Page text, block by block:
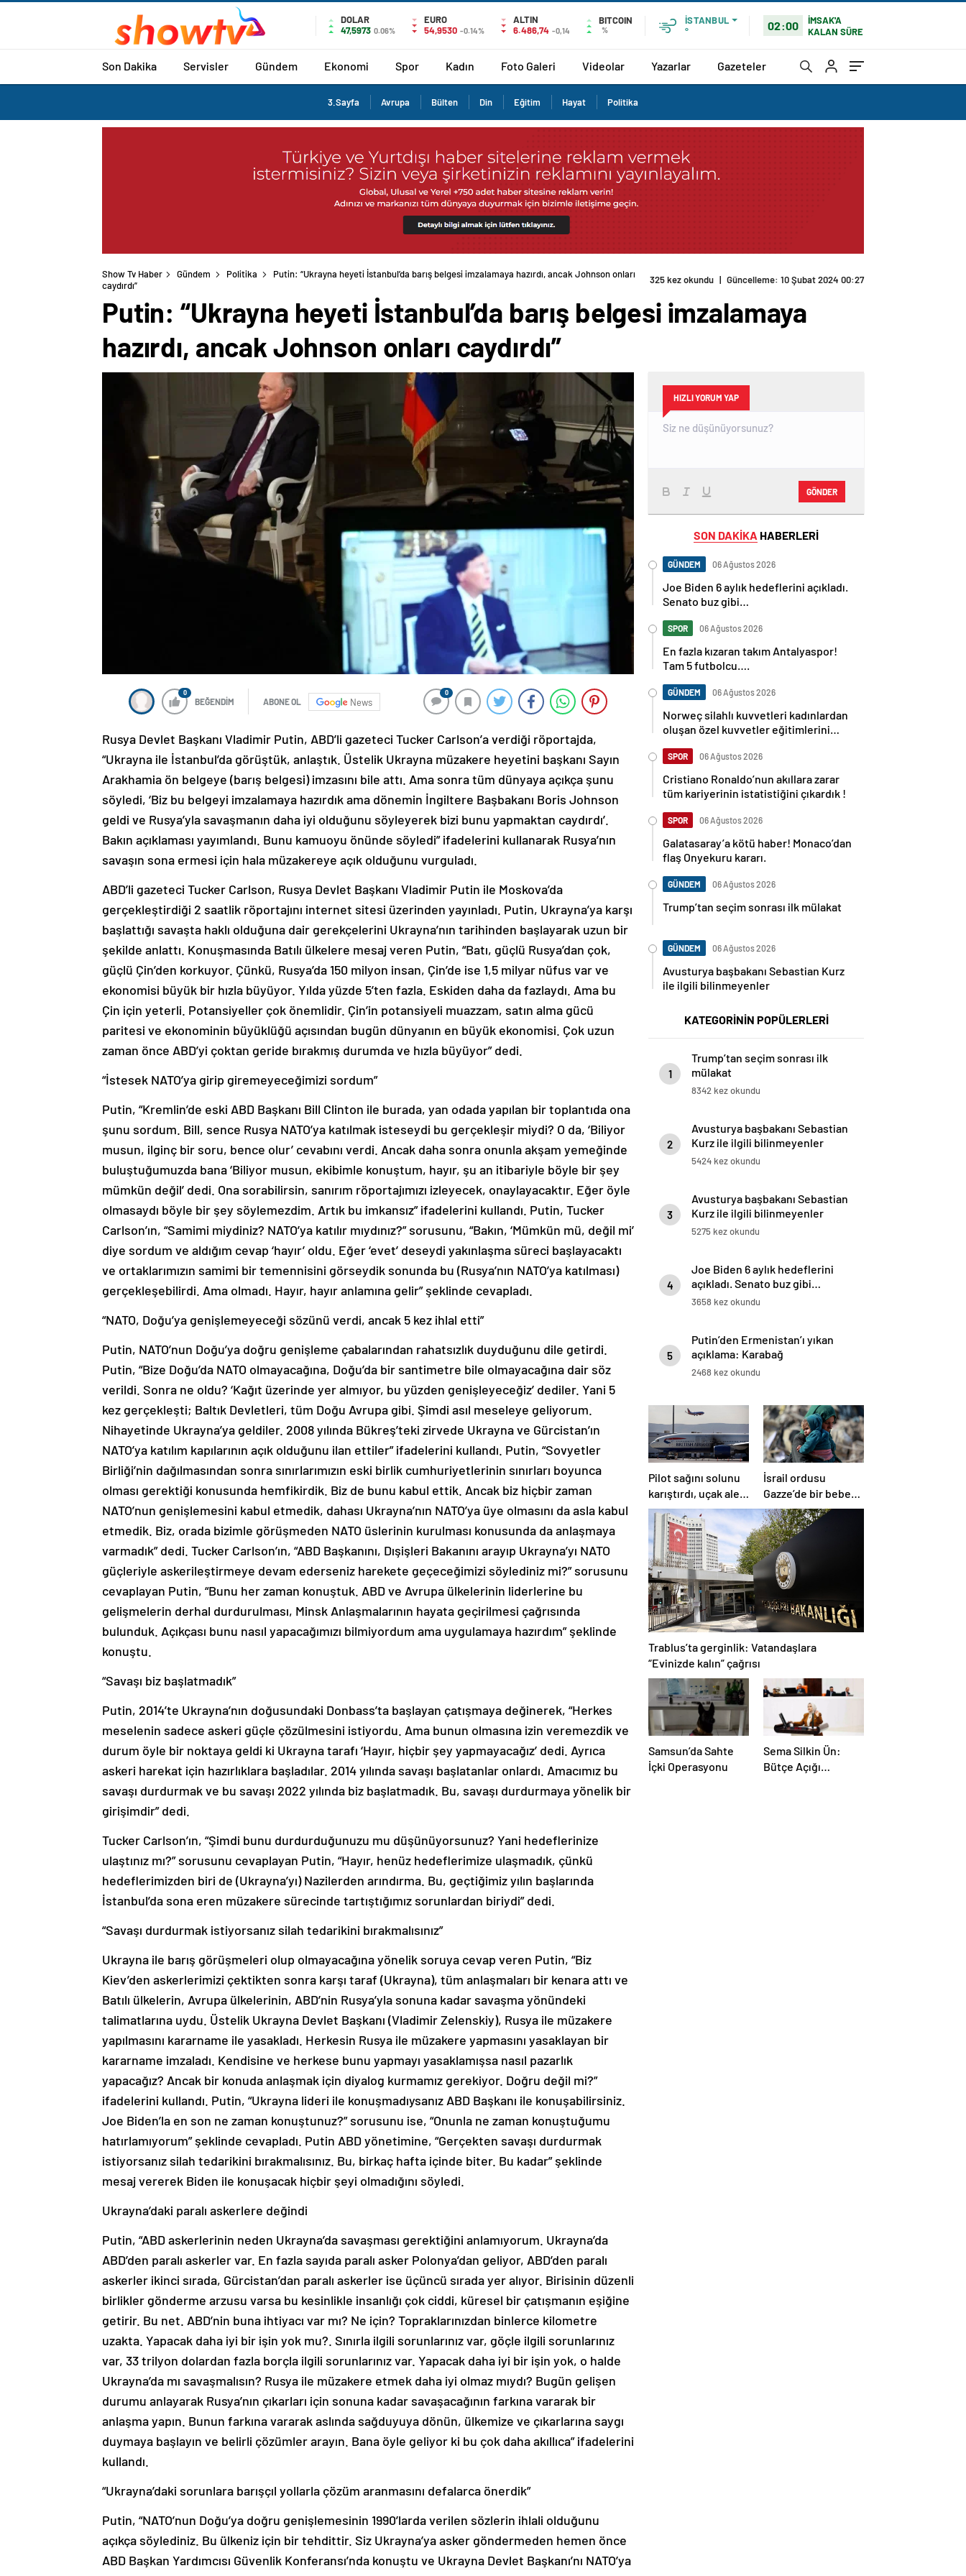
DOLAR
47,5973 0.06%
EURO
54,9530 -0.14%
ALTIN
6.486,74 -0,14
BITCOIN
%
İSTANBUL
°
02:00
İMSAK'A
KALAN SÜRE
Son Dakika Servisler Gündem Ekonomi Spor Kadın Foto Galeri Videolar Yazarlar Gazeteler
3.Sayfa Avrupa Bülten Din Eğitim Hayat Politika
Show Tv Haber Gündem Politika
Putin: “Ukrayna heyeti İstanbul’da barış belgesi imzalamaya hazırdı, ancak Johnson onları
caydırdı”
325 kez okundu | Güncelleme: 10 Şubat 2024 00:27
Putin: “Ukrayna heyeti İstanbul’da barış belgesi imzalamaya
hazırdı, ancak Johnson onları caydırdı”
0
BEĞENDİM ABONE OL News
0
Rusya Devlet Başkanı Vladimir Putin, ABD’li gazeteci Tucker Carlson’a verdiği röportajda,
“Ukrayna ile İstanbul’da görüştük, anlaştık. Üstelik Ukrayna müzakere heyetini başkanı Sayın
Arakhamia ön belgeye (barış belgesi) imzasını bile attı. Ama sonra tüm dünyaya açıkça şunu
söyledi, ‘Biz bu belgeyi imzalamaya hazırdık ama dönemin İngiltere Başbakanı Boris Johnson
geldi ve Rusya’yla savaşmanın daha iyi olduğunu söyleyerek bizi bunu yapmaktan caydırdı’.
Bakın açıklaması yayımlandı. Bunu kamuoyu önünde söyledi” ifadelerini kullanarak Rusya’nın
savaşın sona ermesi için hala müzakereye açık olduğunu vurguladı.
ABD’li gazeteci Tucker Carlson, Rusya Devlet Başkanı Vladimir Putin ile Moskova’da
gerçekleştirdiği 2 saatlik röportajını internet sitesi üzerinden yayınladı. Putin, Ukrayna’ya karşı
başlattığı savaşta haklı olduğuna dair gerekçelerini Ukrayna’nın tarihinden başlayarak uzun bir
şekilde anlattı. Konuşmasında Batılı ülkelere mesaj veren Putin, “Batı, güçlü Rusya’dan çok,
güçlü Çin’den korkuyor. Çünkü, Rusya’da 150 milyon insan, Çin’de ise 1,5 milyar nüfus var ve
ekonomisi büyük bir hızla büyüyor. Yılda yüzde 5’ten fazla. Eskiden daha da fazlaydı. Ama bu
Çin için yeterli. Potansiyeller çok önemlidir. Çin’in potansiyeli muazzam, satın alma gücü
paritesi ve ekonominin büyüklüğü açısından bugün dünyanın en büyük ekonomisi. Çok uzun
zaman önce ABD’yi çoktan geride bırakmış durumda ve hızla büyüyor” dedi.
“İstesek NATO’ya girip giremeyeceğimizi sordum”
Putin, “Kremlin’de eski ABD Başkanı Bill Clinton ile burada, yan odada yapılan bir toplantıda ona
şunu sordum. Bill, sence Rusya NATO’ya katılmak isteseydi bu gerçekleşir miydi? O da, ‘Biliyor
musun, ilginç bir soru, bence olur’ cevabını verdi. Ancak daha sonra onunla akşam yemeğinde
buluştuğumuzda bana ‘Biliyor musun, ekibimle konuştum, hayır, şu an itibariyle böyle bir şey
mümkün değil’ dedi. Ona sorabilirsin, sanırım röportajımızı izleyecek, onaylayacaktır. Eğer öyle
olmasaydı böyle bir şey söylemezdim. Artık bu imkansız” ifadelerini kullandı. Putin, Tucker
Carlson’ın, “Samimi miydiniz? NATO’ya katılır mıydınız?” sorusunu, “Bakın, ‘Mümkün mü, değil mi’
diye sordum ve aldığım cevap ‘hayır’ oldu. Eğer ‘evet’ deseydi yakınlaşma süreci başlayacaktı
ve ortaklarımızın samimi bir temennisini görseydik sonunda bu (Rusya’nın NATO’ya katılması)
gerçekleşebilirdi. Ama olmadı. Hayır, hayır anlamına gelir” şeklinde cevapladı.
“NATO, Doğu’ya genişlemeyeceği sözünü verdi, ancak 5 kez ihlal etti”
Putin, NATO’nun Doğu’ya doğru genişleme çabalarından rahatsızlık duyduğunu dile getirdi.
Putin, “Bize Doğu’da NATO olmayacağına, Doğu’da bir santimetre bile olmayacağına dair söz
verildi. Sonra ne oldu? ‘Kağıt üzerinde yer almıyor, bu yüzden genişleyeceğiz’ dediler. Yani 5
kez gerçekleşti; Baltık Devletleri, tüm Doğu Avrupa gibi. Şimdi asıl meseleye geliyorum.
Nihayetinde Ukrayna’ya geldiler. 2008 yılında Bükreş’teki zirvede Ukrayna ve Gürcistan’ın
NATO’ya katılım kapılarının açık olduğunu ilan ettiler” ifadelerini kullandı. Putin, “Sovyetler
Birliği’nin dağılmasından sonra sınırlarımızın eski birlik cumhuriyetlerinin sınırları boyunca
olması gerektiği konusunda hemfikirdik. Biz de bunu kabul ettik. Ancak biz hiçbir zaman
NATO’nun genişlemesini kabul etmedik, dahası Ukrayna’nın NATO’ya üye olmasını da asla kabul
etmedik. Biz, orada bizimle görüşmeden NATO üslerinin kurulması konusunda da anlaşmaya
varmadık” dedi. Tucker Carlson’ın, “ABD Başkanını, Dışişleri Bakanını arayıp Ukrayna’yı NATO
güçleriyle askerileştirmeye devam ederseniz harekete geçeceğimizi söylediniz mi?” sorusunu
cevaplayan Putin, “Bunu her zaman konuştuk. ABD ve Avrupa ülkelerinin liderlerine bu
gelişmelerin derhal durdurulması, Minsk Anlaşmalarının hayata geçirilmesi çağrısında
bulunduk. Açıkçası bunu nasıl yapacağımızı bilmiyordum ama uygulamaya hazırdım” şeklinde
konuştu.
“Savaşı biz başlatmadık”
Putin, 2014’te Ukrayna’nın doğusundaki Donbass’ta başlayan çatışmaya değinerek, “Herkes
meselenin sadece askeri güçle çözülmesini istiyordu. Ama bunun olmasına izin veremezdik ve
durum öyle bir noktaya geldi ki Ukrayna tarafı ‘Hayır, hiçbir şey yapmayacağız’ dedi. Ayrıca
askeri harekat için hazırlıklara başladılar. 2014 yılında savaşı başlatanlar onlardı. Amacımız bu
savaşı durdurmak ve bu savaşı 2022 yılında biz başlatmadık. Bu, savaşı durdurmaya yönelik bir
girişimdir” dedi.
Tucker Carlson’ın, “Şimdi bunu durdurduğunuzu mu düşünüyorsunuz? Yani hedeflerinize
ulaştınız mı?” sorusunu cevaplayan Putin, “Hayır, henüz hedeflerimize ulaşmadık, çünkü
hedeflerimizden biri de (Ukrayna’yı) Nazilerden arındırma. Bu, geçtiğimiz yılın başlarında
İstanbul’da sona eren müzakere sürecinde tartıştığımız sorunlardan biriydi” dedi.
“Savaşı durdurmak istiyorsanız silah tedarikini bırakmalısınız”
Ukrayna ile barış görüşmeleri olup olmayacağına yönelik soruya cevap veren Putin, “Biz
Kiev’den askerlerimizi çektikten sonra karşı taraf (Ukrayna), tüm anlaşmaları bir kenara attı ve
Batılı ülkelerin, Avrupa ülkelerinin, ABD’nin Rusya’yla sonuna kadar savaşma yönündeki
talimatlarına uydu. Üstelik Ukrayna Devlet Başkanı (Vladimir Zelenskiy), Rusya ile müzakere
yapılmasını kararname ile yasakladı. Herkesin Rusya ile müzakere yapmasını yasaklayan bir
kararname imzaladı. Kendisine ve herkese bunu yapmayı yasaklamışsa nasıl pazarlık
yapacağız? Ancak bir konuda anlaşmak için diyalog kurmamız gerekiyor. Doğru değil mi?”
ifadelerini kullandı. Putin, “Ukrayna lideri ile konuşmadıysanız ABD Başkanı ile konuşabilirsiniz.
Joe Biden’la en son ne zaman konuştunuz?” sorusunu ise, “Onunla ne zaman konuştuğumu
hatırlamıyorum” şeklinde cevapladı. Putin ABD yönetimine, “Gerçekten savaşı durdurmak
istiyorsanız silah tedarikini bırakmalısınız. Bu, birkaç hafta içinde biter. Bu kadar” şeklinde
mesaj vererek Biden ile konuşacak hiçbir şeyi olmadığını söyledi.
Ukrayna’daki paralı askerlere değindi
Putin, “ABD askerlerinin neden Ukrayna’da savaşması gerektiğini anlamıyorum. Ukrayna’da
ABD’den paralı askerler var. En fazla sayıda paralı asker Polonya’dan geliyor, ABD’den paralı
askerler ikinci sırada, Gürcistan’dan paralı askerler ise üçüncü sırada yer alıyor. Birisinin düzenli
birlikler gönderme arzusu varsa bu kesinlikle insanlığı çok ciddi, küresel bir çatışmanın eşiğine
getirir. Bu net. ABD’nin buna ihtiyacı var mı? Ne için? Topraklarınızdan binlerce kilometre
uzakta. Yapacak daha iyi bir işin yok mu?. Sınırla ilgili sorunlarınız var, göçle ilgili sorunlarınız
var, 33 trilyon dolardan fazla borçla ilgili sorunlarınız var. Yapacak daha iyi bir işin yok, o halde
Ukrayna’da mı savaşmalısın? Rusya ile müzakere etmek daha iyi olmaz mıydı? Bugün gelişen
durumu anlayarak Rusya’nın çıkarları için sonuna kadar savaşacağının farkına vararak bir
anlaşma yapın. Bunun farkına vararak aslında sağduyuya dönün, ülkemize ve çıkarlarına saygı
duymaya başlayın ve belirli çözümler arayın. Bana öyle geliyor ki bu çok daha akıllıca” ifadelerini
kullandı.
“Ukrayna’daki sorunlara barışçıl yollarla çözüm aranmasını defalarca önerdik”
Putin, “NATO’nun Doğu’ya doğru genişlemesinin 1990’larda verilen sözlerin ihlali olduğunu
açıkça söylediniz. Bu ülkeniz için bir tehdittir. Siz Ukrayna’ya asker göndermeden hemen önce
ABD Başkan Yardımcısı Güvenlik Konferansı’nda konuştu ve Ukrayna Devlet Başkanı’nı NATO’ya
HIZLI YORUM YAP
GÖNDER
SON DAKİKA HABERLERİ
GÜNDEM 06 Ağustos 2026
Joe Biden 6 aylık hedeflerini açıkladı.
Senato buz gibi…
SPOR 06 Ağustos 2026
En fazla kızaran takım Antalyaspor!
Tam 5 futbolcu….
GÜNDEM 06 Ağustos 2026
Norweç silahlı kuvvetleri kadınlardan
oluşan özel kuvvetler eğitimlerini
SPOR 06 Ağustos 2026
Cristiano Ronaldo’nun akıllara zarar
tüm kariyerinin istatistiğini çıkardık !
SPOR 06 Ağustos 2026
Galatasaray’a kötü haber! Monaco’dan
flaş Onyekuru kararı.
GÜNDEM 06 Ağustos 2026
Trump’tan seçim sonrası ilk mülakat
GÜNDEM 06 Ağustos 2026
Avusturya başbakanı Sebastian Kurz
ile ilgili bilinmeyenler
KATEGORİNİN POPÜLERLERİ
1
Trump’tan seçim sonrası ilk
mülakat
8342 kez okundu
2
Avusturya başbakanı Sebastian
Kurz ile ilgili bilinmeyenler
5424 kez okundu
3
Avusturya başbakanı Sebastian
Kurz ile ilgili bilinmeyenler
5275 kez okundu
4
Joe Biden 6 aylık hedeflerini
açıkladı. Senato buz gibi…
3658 kez okundu
5
Putin’den Ermenistan’ı yıkan
açıklama: Karabağ
Azerbaycan’ın ayrılmaz bir
2468 kez okundu
Pilot sağını solunu
karıştırdı, uçak alev
aldı
İsrail ordusu
Gazze’de bir bebek
daha öldürdü
Trablus’ta gerginlik: Vatandaşlara
“Evinizde kalın” çağrısı
Samsun’da Sahte
İçki Operasyonu
Sema Silkin Ün:
Bütçe Açığı